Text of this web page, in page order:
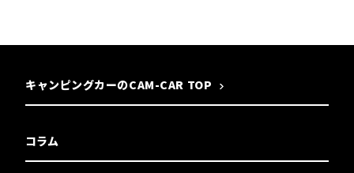
キャンピングカーのCAM-CAR TOP
コラム